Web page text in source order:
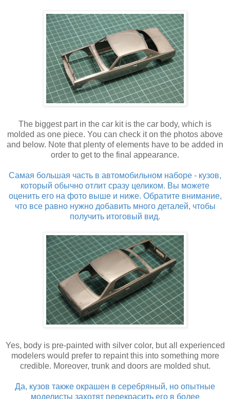
The biggest part in the car kit is the car body, which is
molded as one piece. You can check it on the photos above
and below. Note that plenty of elements have to be added in
order to get to the final appearance.
Самая большая часть в автомобильном наборе - кузов,
который обычно отлит сразу целиком. Вы можете
оценить его на фото выше и ниже. Обратите внимание,
что все равно нужно добавить много деталей, чтобы
получить итоговый вид.
Yes, body is pre-painted with silver color, but all experienced
modelers would prefer to repaint this into something more
credible. Moreover, trunk and doors are molded shut.
Да, кузов также окрашен в серебряный, но опытные
моделисты захотят перекрасить его в более